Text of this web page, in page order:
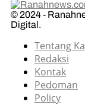
© 2024 -
Digital.
Tentang
Redaksi
Kontak
Pedoman
Policy